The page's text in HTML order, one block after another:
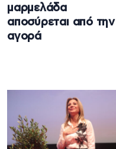
μαρμελάδα
αποσύρεται από την
αγορά